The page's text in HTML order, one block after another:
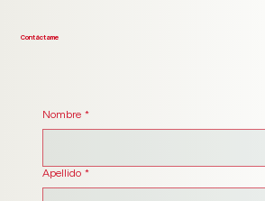
Contáctame
Nombre *
Apellido *